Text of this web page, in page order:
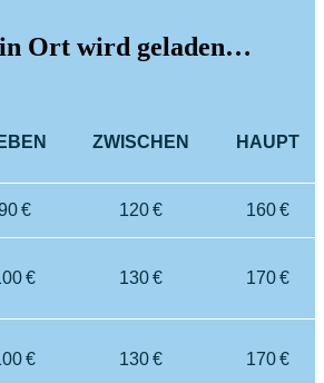
Ort wird geladen…
€ 120 € 160 €
€ 130 € 170 €
€ 130 € 170 €